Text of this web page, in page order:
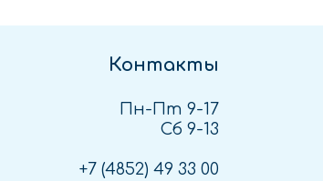
Контакты
Пн-Пт 9-17
Сб 9-13
+7 (4852) 49 33 00